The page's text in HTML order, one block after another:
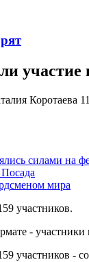
участие
Коротаева
силами на
мира
участников.
-
участников -